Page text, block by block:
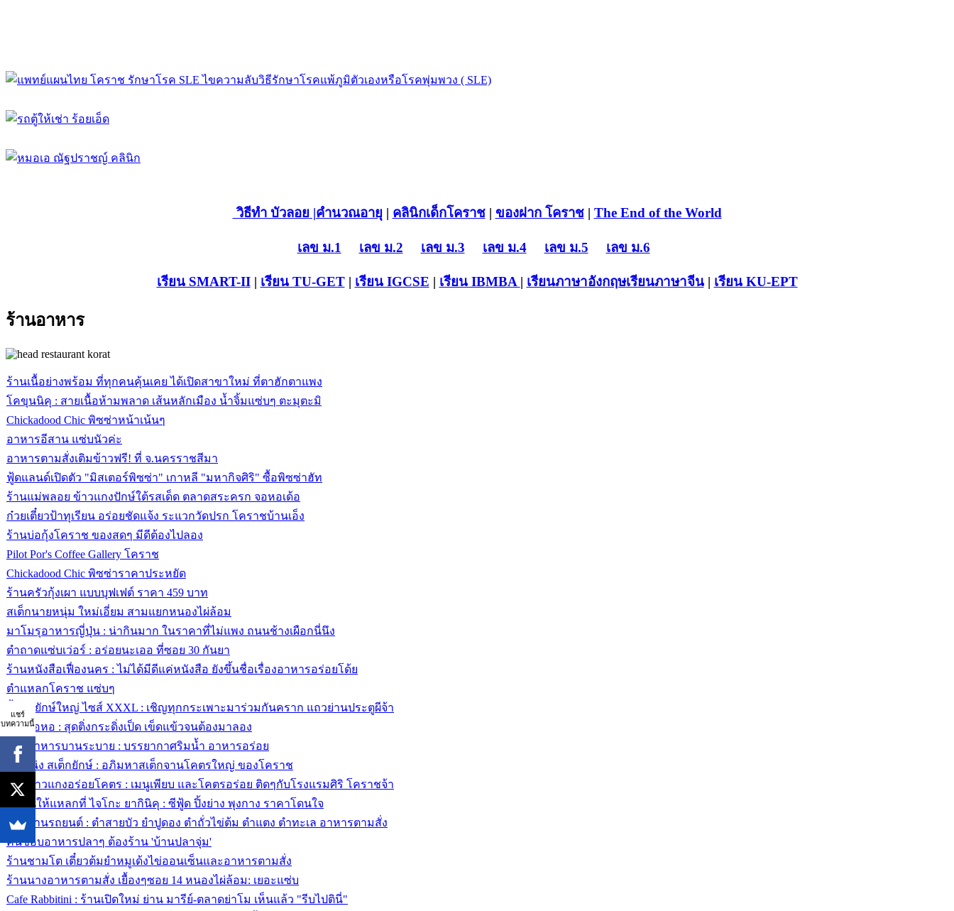
วิธีทำ บัวลอย |คำนวณอายุ | คลินิกเด็กโคราช| ของฝาก โคราช| The End of the World
เลข ม.1 เลข ม.2 เลข ม.3 เลข ม.4 เลข ม.5 เลข ม.6
เรียน SMART-II| เรียน TU-GET| เรียน IGCSE | เรียน IBMBA | เรียนภาษาอังกฤษเรียนภาษาจีน| เรียน KU-EPT
ร้านอาหาร
ร้านเนื้อย่างพร้อม ที่ทุกคนคุ้นเคย ได้เปิดสาขาใหม่ ที่ตาฮักตาแพง
โคขุนนิคุ : สายเนื้อห้ามพลาด เส้นหลักเมือง น้ำจิ้มแซ่บๆ ตะมุตะมิ
Chickadood Chic พิซซ่าหน้าเน้นๆ
อาหารอีสาน แซ่บนัวค่ะ
อาหารตามสั่งเติมข้าวฟรี! ที่ จ.นครราชสีมา
ฟู้ดแลนด์เปิดตัว "มิสเตอร์พิซซ่า" เกาหลี "มหากิจศิริ" ซื้อพิซซ่าฮัท
ร้านแม่พลอย ข้าวแกงปักษ์ใต้รสเด็ด ตลาดสระครก จอหอเด้อ
ก๋วยเตี๋ยวป้าทุเรียน อร่อยชัดแจ้ง ระแวกวัดปรก โคราชบ้านเอ็ง
ร้านบ่อกุ้งโคราช ของสดๆ มีดีต้องไปลอง
Pilot Por's Coffee Gallery โคราช
Chickadood Chic พิซซ่าราคาประหยัด
ร้านครัวกุ้งเผา แบบบุฟเฟต์ ราคา 459 บาท
สเต็กนายหนุ่ม ใหม่เอี่ยม สามแยกหนองไผ่ล้อม
มาโมรุอาหารญี่ปุ่น : น่ากินมาก ในราคาที่ไม่แพง ถนนช้างเผือกนี่นึง
ตำถาดแซ่บเว่อร์ : อร่อยนะเออ ที่ซอย 30 กันยา
ร้านหนังสือเฟื่องนคร : ไม่ได้มีดีแค่หนังสือ ยังขึ้นชื่อเรื่องอาหารอร่อยโด้ย
ตำแหลกโคราช แซ่บๆ
จิ้มจุ่มยักษ์ใหญ่ ไซส์ XXXL : เชิญทุกกระเพาะมาร่วมกันคราก แถวย่านประตูผีจ้า
ลาบจอหอ : สุดติ่งกระดิ่งเป็ด เข็ดแข้วจนต้องมาลอง
ร้านอาหารบานระบาย : บรรยากาศริมน้ำ อาหารอร่อย
ลุงเหน่ง สเต็กยักษ์ : อภิมหาสเต็กจานโคตรใหญ่ ของโคราช
ร้านข้าวแกงอร่อยโคตร : เมนูเพียบ และโคตรอร่อย ติดๆกับโรงแรมศิริ โคราชจ้า
กินกันให้แหลกที่ ไจโกะ ยากินิคุ : ซีฟู้ด ปิ้งย่าง พุงกาง ราคาโดนใจ
ครัวบ้านรถยนต์ : ตำสายบัว ยำปูดอง ตำถั่วไข่ต้ม ตำแตง ตำทะเล อาหารตามสั่ง
คนชอบอาหารปลาๆ ต้องร้าน 'บ้านปลาจุ่ม'
ร้านชามโต เตี๋ยวต้มยำหมูเด้งไข่ออนเซ็นและอาหารตามสั่ง
ร้านนางอาหารตามสั่ง เยื้องๆซอย 14 หนองไผ่ล้อม: เยอะแซ่บ
Cafe Rabbitini : ร้านเปิดใหม่ ย่าน มารีย์-ตลาดย่าโม เห็นแล้ว "รีบไปตินี่"
แชร์
บทความนี้